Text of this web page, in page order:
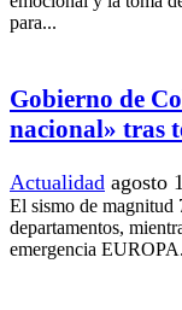
para...
Gobierno de
nacional» tras
Actualidad agosto
El sismo de magnitud
departamentos,
emergencia